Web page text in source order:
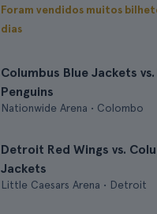
Foram vendidos muitos
dias
Columbus Blue Jackets
Penguins
Nationwide Arena • Colombo
Detroit Red Wings vs.
Jackets
Little Caesars Arena • Detroit